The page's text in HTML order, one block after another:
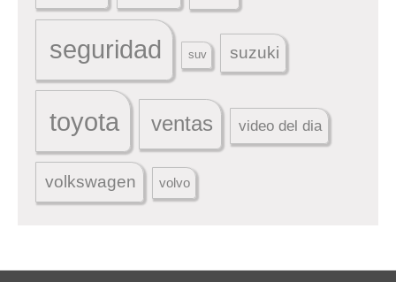
seguridad suv suzuki
toyota ventas video del dia
volkswagen volvo